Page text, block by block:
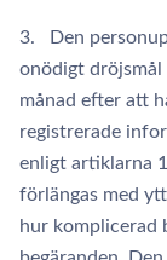
3. Den
onödigt dröjsmål
månad efter att
registrerade
enligt artiklarna
förlängas med
hur komplicerad